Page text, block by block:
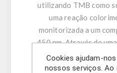
utilizando TMB como
uma reação
monitorizada a um
450 nm. Através de
determinam-se as
amostras.
Cookies ajudam-
nossos serviços. Ao